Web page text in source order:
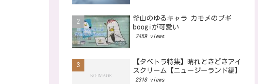
釜山のゆるキャラ カモメのブギ
boogiが可愛い
2459 views
【タベトラ特集】晴れときどきアイ
スクリーム【ニュージーランド編】
2318 views